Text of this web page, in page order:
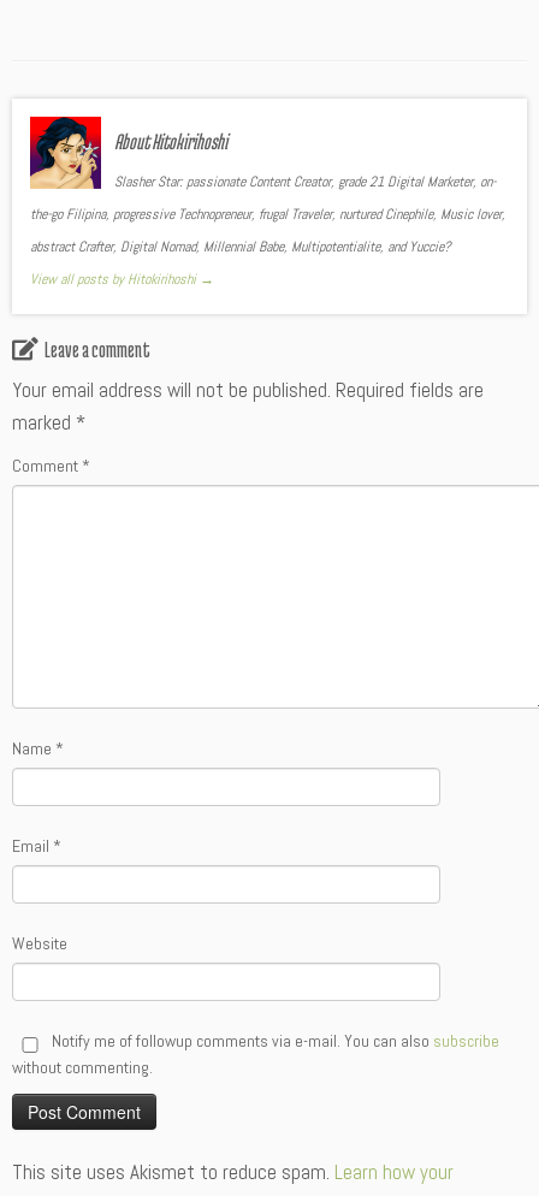
About Hitokirihoshi
Slasher Star: passionate Content Creator, grade 21 Digital Marketer, on-
the-go Filipina, progressive Technopreneur, frugal Traveler, nurtured Cinephile, Music lover,
abstract Crafter, Digital Nomad, Millennial Babe, Multipotentialite, and Yuccie?
View all posts by Hitokirihoshi →
Leave a comment
Your email address will not be published. Required fields are
marked *
Comment *
Name *
Email *
Website
Notify me of followup comments via e-mail. You can also subscribe
without commenting.
This site uses Akismet to reduce spam. Learn how your